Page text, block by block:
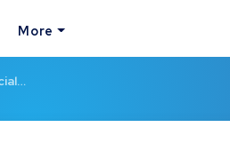
More